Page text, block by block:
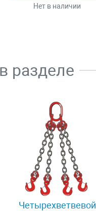
Нет в наличии
разделе
Четырехветвевой